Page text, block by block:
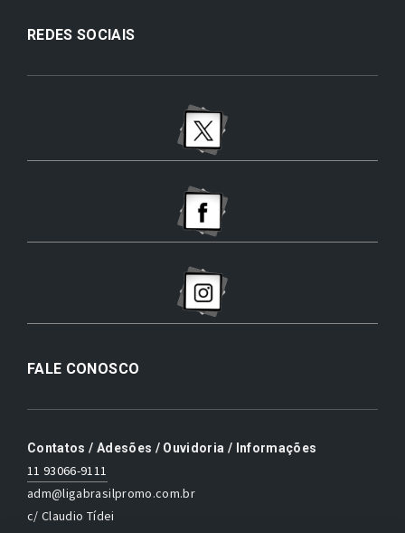
REDES SOCIAIS
FALE CONOSCO
Contatos / Adesões / Ouvidoria / Informações
11 93066-9111
adm@ligabrasilpromo.com.br
c/ Claudio Tídei